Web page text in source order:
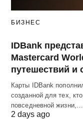
БИЗНЕС
IDBank
Mastercard
путешествий и
Карты IDBank
созданной для тех,
повседневной жизни,…
2 days ago